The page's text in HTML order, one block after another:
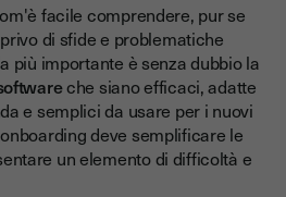
facile comprendere, pur se
di sfide e problematiche
più importante è senza dubbio la
che siano efficaci, adatte
e semplici da usare per i nuovi
deve semplificare le
un elemento di difficoltà e